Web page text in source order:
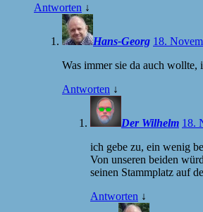
Antworten ↓
Hans-Georg 18.
Was immer sie da auch wollte,
Antworten ↓
Der Wilhelm 18.
ich gebe zu, ein wenig
Von unseren beiden
seinen Stammplatz auf
Antworten ↓